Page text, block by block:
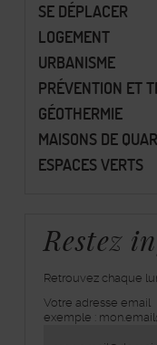
SE DÉPLACER
LOGEMENT
URBANISME
PRÉVENTION ET
GÉOTHERMIE
MAISONS DE
ESPACES VERTS
Restez
Retrouvez chaque
inscrivez-
vous
Votre adresse email
exemple :